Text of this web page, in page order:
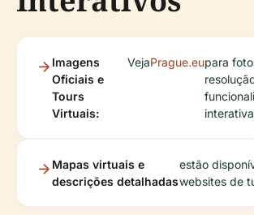
Imagens
Oficiais e
Tours
Virtuais:
VejaPrague.eupara
Mapas virtuais e
descrições detalhadas
estão
websites de